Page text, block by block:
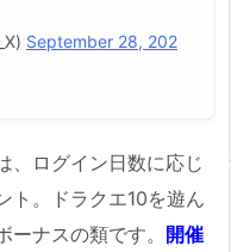
September 28, 202
、ログイン日数に応じ
ト。ドラクエ10を遊ん
ナスの類です。 開催